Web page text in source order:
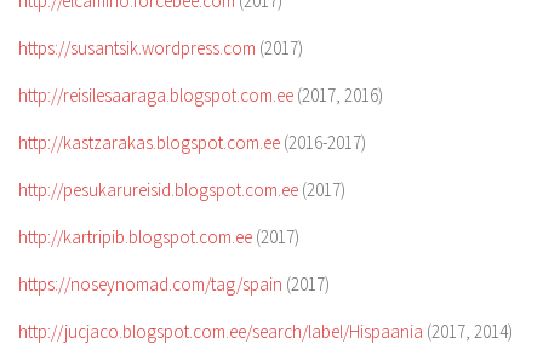
https://susantsik.wordpress.com (2017)
http://reisilesaaraga.blogspot.com.ee (2017, 2016)
http://kastzarakas.blogspot.com.ee (2016-2017)
http://pesukarureisid.blogspot.com.ee (2017)
http://kartripib.blogspot.com.ee (2017)
https://noseynomad.com/tag/spain (2017)
http://jucjaco.blogspot.com.ee/search/label/Hispaania (2017, 2014)